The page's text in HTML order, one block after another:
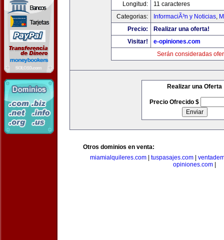
Longitud:
11 caracteres
Categorias:
InformaciÃ³n y Noticias,
Precio:
Realizar una oferta!
Visitar!
e-opiniones.com
Serán consideradas
Realizar una Oferta
Precio Ofrecido $
Otros dominios en venta:
miamialquileres.com
tuspasajes.com
opiniones.com